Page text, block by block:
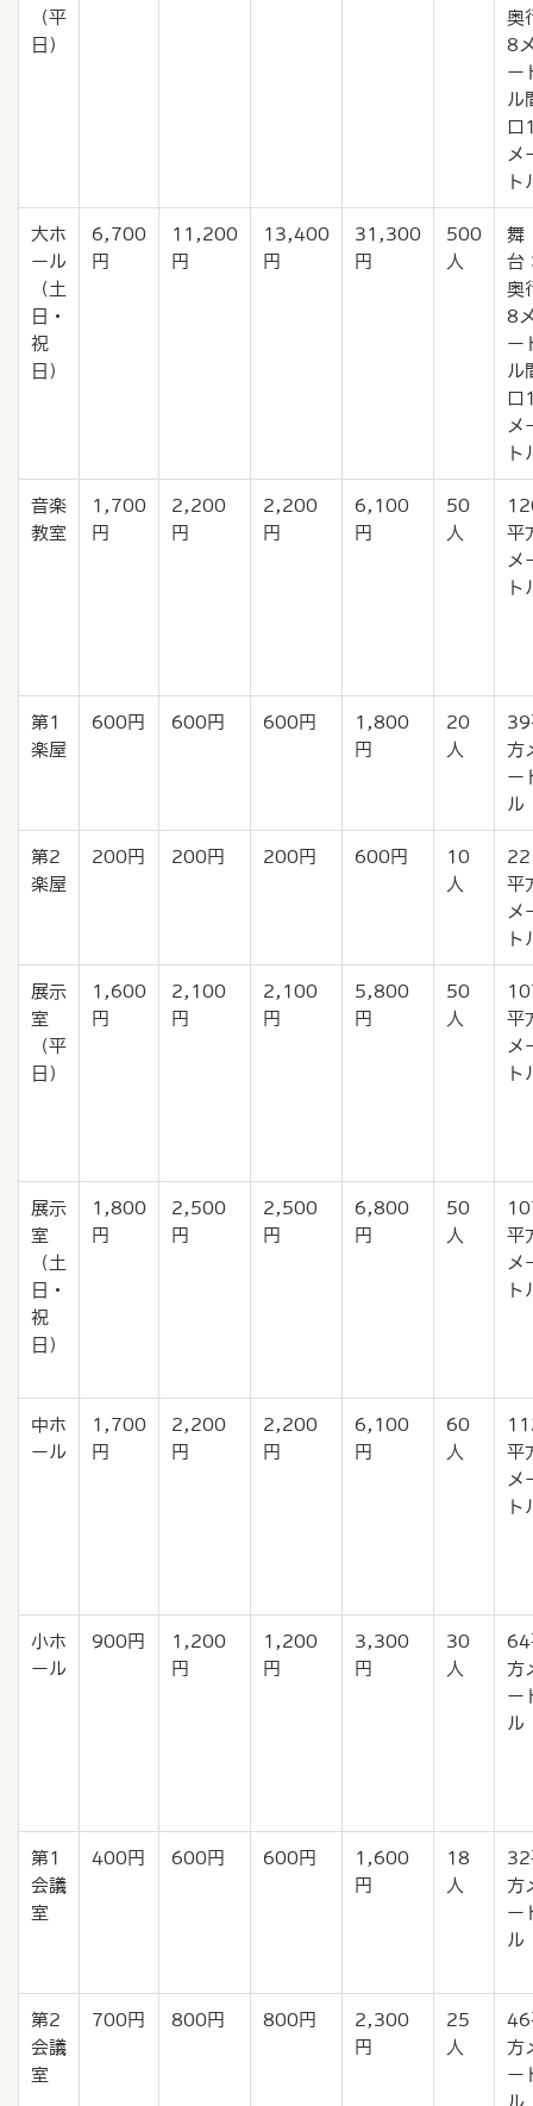
（平
日）
奥
8
ー
ル
口
メ
ト
大ホ
ール
（土
日・
祝
日）
6,700
円
11,200
円
13,400
円
31,300
円
500
人
舞
台
奥
8
ー
ル
口
メ
ト
音楽
教室
1,700
円
2,200
円
2,200
円
6,100
円
50
人
平
メ
ト
第1
楽屋
600円 600円 600円
1,800
円
20
人
39
方
ー
ル
第2
楽屋
200円 200円 200円 600円
10
人
22
平
メ
ト
展示
室
（平
日）
1,600
円
2,100
円
2,100
円
5,800
円
50
人
平
メ
ト
展示
室
（土
日・
祝
日）
1,800
円
2,500
円
2,500
円
6,800
円
50
人
平
メ
ト
中ホ
ール
1,700
円
2,200
円
2,200
円
6,100
円
60
人
平
メ
ト
小ホ
ール
900円
1,200
円
1,200
円
3,300
円
30
人
64
方
ー
ル
第1
会議
室
400円 600円 600円
1,600
円
18
人
32
方
ー
ル
第2
会議
室
700円 800円 800円
2,300
円
25
人
46
方
ー
ル